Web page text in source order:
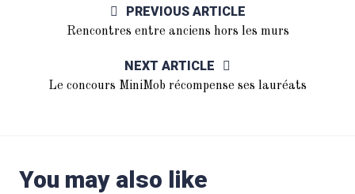
PREVIOUS ARTICLE
Rencontres entre anciens hors les murs
NEXT ARTICLE
Le concours MiniMob récompense ses lauréats
You may also like